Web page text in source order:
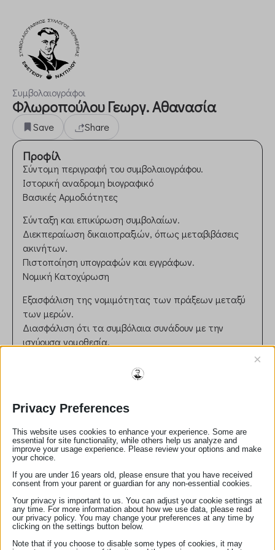
Συμβολαιογράφοι
Φλωροπούλου Γεωργ. Αθανασία
Save Share
Προφίλ
Σύντομη περιγραφή του συμβολαιογράφου.
Ιστορική αναδρομη bιογραφικό
Βασικές Αρμοδιότητες
Σύνταξη και επικύρωση συμβολαίων.
Διεκπεραίωση δικαιοπραξιών, όπως μεταβιβάσεις
ακινήτων.
Πιστοποίηση υπογραφών και εγγράφων.
Νομική Κατοχύρωση
Εξασφάλιση της νομιμότητας των πράξεων μεταξύ
των μερών.
Διασφάλιση ότι τα συμβόλαια συνάδουν με την
ισχύουσα νομοθεσία.
Συμβολή στην πρόληψη νομικών διαφορών μέσω
Παροχή ανεξάρτητης και αντικειμενικής συμβουλής
Ηθικές και Επαγγελματικές Αρχές
Τήρηση απορρήτου και εχεμύθειας.
Αμεροληψία και ευθυκρισία στη διεκπεραίωση των
καθηκόντων.
Αριθμός Μητρώου:175
email:floropoulouath@yahoo.gr
τηλέφωνο:
2710222082
Privacy Preferences
×
This website uses cookies to enhance your experience. Some are
essential for site functionality, while others help us analyze and
improve your usage experience. Please review your options and make
your choice.
If you are under 16 years old, please ensure that you have received
consent from your parent or guardian for any non-essential cookies.
Your privacy is important to us. You can adjust your cookie settings at
any time. For more information about how we use data, please read
our privacy policy. You may change your preferences at any time by
clicking on the settings button below.
Note that if you choose to disable some types of cookies, it may